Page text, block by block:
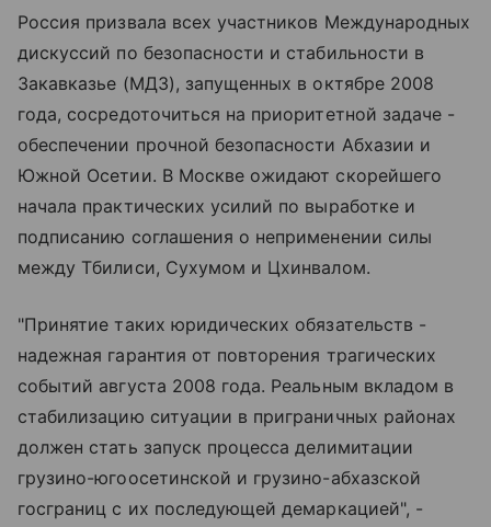
Россия призвала всех участников Международных
дискуссий по безопасности и стабильности в
Закавказье (МДЗ), запущенных в октябре 2008
года, сосредоточиться на приоритетной задаче -
обеспечении прочной безопасности Абхазии и
Южной Осетии. В Москве ожидают скорейшего
начала практических усилий по выработке и
подписанию соглашения о неприменении силы
между Тбилиси, Сухумом и Цхинвалом.
"Принятие таких юридических обязательств -
надежная гарантия от повторения трагических
событий августа 2008 года. Реальным вкладом в
стабилизацию ситуации в приграничных районах
должен стать запуск процесса делимитации
грузино-югоосетинской и грузино-абхазской
госграниц с их последующей демаркацией", -